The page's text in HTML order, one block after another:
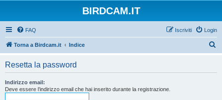
BIRDCAM.IT
FAQ Login
Iscriviti
Torna a Birdcam.it Indice
Resetta la password
Indirizzo email:
Deve essere l’indirizzo email che hai inserito durante la registrazione.